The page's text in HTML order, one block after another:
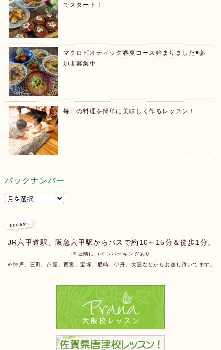
でスタート！
マクロビオティック春夏コース始まりました♥️参
加者募集中
毎日の料理を簡単に美味しく作るレッスン！
バックナンバー
JR六甲道駅、阪急六甲駅からバスで約10～15分＆徒歩1分。
※近隣にコインパーキングあり
※神戸、三田、芦屋、西宮、宝塚、尼崎、伊丹、大阪などからお越し頂いてます。